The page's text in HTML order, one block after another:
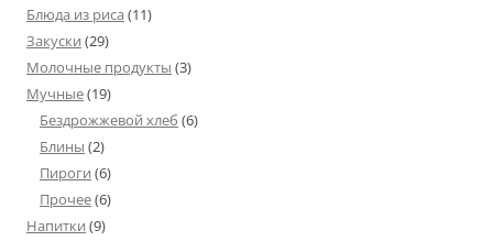
Блюда из риса (11)
Закуски (29)
Молочные продукты (3)
Мучные(19)
Бездрожжевой хлеб (6)
Блины (2)
Пироги (6)
Прочее(6)
Напитки (9)